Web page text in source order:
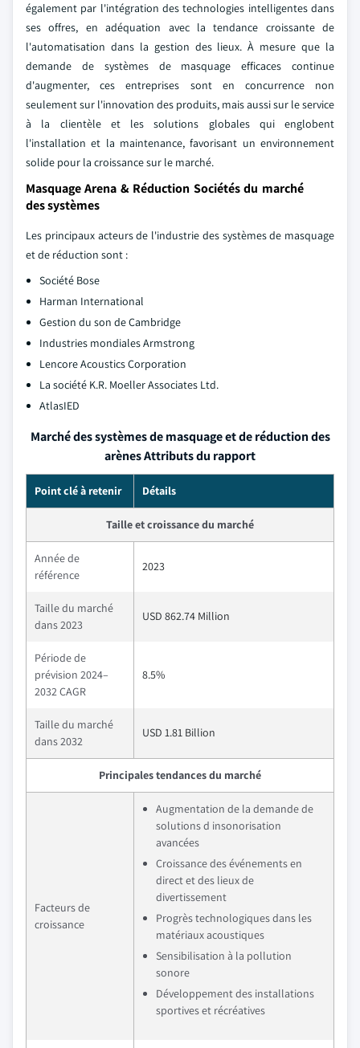
également par l'intégration des technologies intelligentes dans
ses offres, en adéquation avec la tendance croissante de
l'automatisation dans la gestion des lieux. À mesure que la
demande de systèmes de masquage efficaces continue
d'augmenter, ces entreprises sont en concurrence non
seulement sur l'innovation des produits, mais aussi sur le service
à la clientèle et les solutions globales qui englobent
l'installation et la maintenance, favorisant un environnement
solide pour la croissance sur le marché.
Masquage Arena & Réduction Sociétés du marché
des systèmes
Les principaux acteurs de l'industrie des systèmes de masquage
et de réduction sont :
Société Bose
Harman International
Gestion du son de Cambridge
Industries mondiales Armstrong
Lencore Acoustics Corporation
La société K.R. Moeller Associates Ltd.
AtlasIED
Marché des systèmes de masquage et de réduction des
arènes Attributs du rapport
Point clé à retenir Détails
Taille et croissance du marché
Année de
référence
2023
Taille du marché
dans 2023
USD 862.74 Million
Période de
prévision 2024–
2032 CAGR
8.5%
Taille du marché
dans 2032
USD 1.81 Billion
Principales tendances du marché
Facteurs de
croissance
Augmentation de la demande de
solutions d insonorisation
avancées
Croissance des événements en
direct et des lieux de
divertissement
Progrès technologiques dans les
matériaux acoustiques
Sensibilisation à la pollution
sonore
Développement des installations
sportives et récréatives